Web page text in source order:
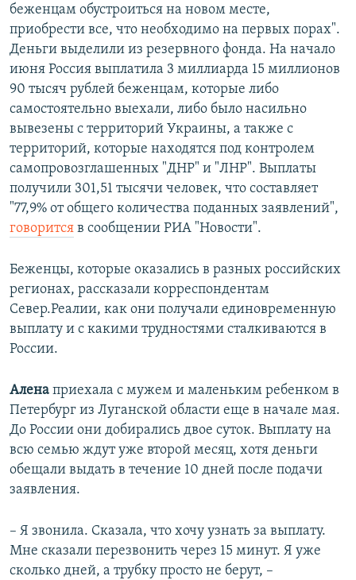
беженцам обустроиться на новом месте,
приобрести все, что необходимо на первых порах".
Деньги выделили из резервного фонда. На начало
июня Россия выплатила 3 миллиарда 15 миллионов
90 тысяч рублей беженцам, которые либо
самостоятельно выехали, либо было насильно
вывезены с территорий Украины, а также с
территорий, которые находятся под контролем
самопровозглашенных "ДНР" и "ЛНР". Выплаты
получили 301,51 тысячи человек, что составляет
"77,9% от общего количества поданных заявлений",
говорится в сообщении РИА "Новости".
Беженцы, которые оказались в разных российских
регионах, рассказали корреспондентам
Север.Реалии, как они получали единовременную
выплату и с какими трудностями сталкиваются в
России.
Алена приехала с мужем и маленьким ребенком в
Петербург из Луганской области еще в начале мая.
До России они добирались двое суток. Выплату на
всю семью ждут уже второй месяц, хотя деньги
обещали выдать в течение 10 дней после подачи
заявления.
– Я звонила. Сказала, что хочу узнать за выплату.
Мне сказали перезвонить через 15 минут. Я уже
сколько дней, а трубку просто не берут, –